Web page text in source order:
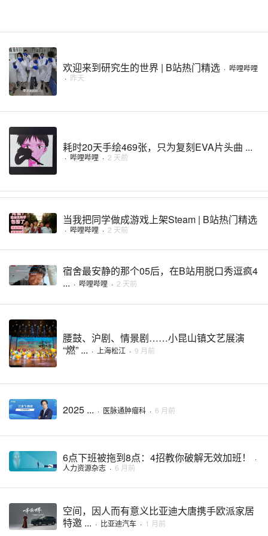
欢迎来到研究生的世界 | B站热门精选 · 哔哩哔哩
· 昨天
耗时20天手绘469张，只为复刻EVA片头曲 ...
· 哔哩哔哩 · 2 天前
当我把同学做成游戏上架Steam | B站热门精选
· 哔哩哔哩 · 2 天前
宿舍最安静的那个05后，在B站用脱口秀逗疯4
... · 哔哩哔哩 · 2 天前
腰鼓、沪剧、情景剧……小昆山镇文艺展演
“燃” ... · 上海松江 · 9 月前
2025 ... · 医脉通肿瘤科 · 6 月前
6点下班被拖到8点：4招教你破解无效加班！
·
人力资源杂志 · 6 月前
空间，因人而有意义比亚迪大唐携手欧派家居
特邀 ... · 比亚迪汽车 · 1 月前